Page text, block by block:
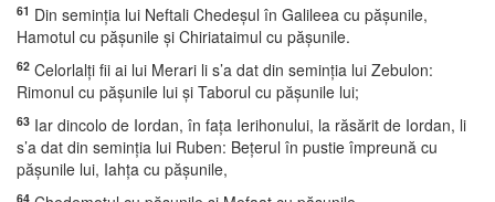
61 Din seminţia lui Neftali Chedeşul în Galileea cu păşunile,
Hamotul cu păşunile şi Chiriataimul cu păşunile.
62 Celorlalţi fii ai lui Merari li s’a dat din seminţia lui Zebulon:
Rimonul cu păşunile lui şi Taborul cu păşunile lui;
63 Iar dincolo de Iordan, în faţa Ierihonului, la răsărit de Iordan, li
s’a dat din seminţia lui Ruben: Beţerul în pustie împreună cu
păşunile lui, Iahţa cu păşunile,
64